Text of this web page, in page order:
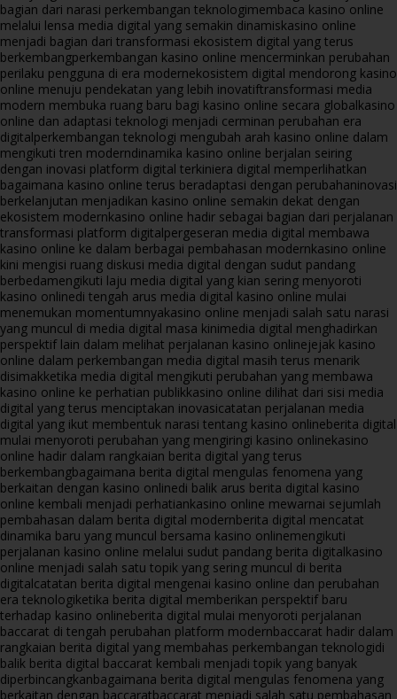
bagian dari narasi perkembangan teknologimembaca kasino online
melalui lensa media digital yang semakin dinamiskasino online
menjadi bagian dari transformasi ekosistem digital yang terus
berkembangperkembangan kasino online mencerminkan perubahan
perilaku pengguna di era modernekosistem digital mendorong kasino
online menuju pendekatan yang lebih inovatiftransformasi media
modern membuka ruang baru bagi kasino online secara globalkasino
online dan adaptasi teknologi menjadi cerminan perubahan era
digitalperkembangan teknologi mengubah arah kasino online dalam
mengikuti tren moderndinamika kasino online berjalan seiring
dengan inovasi platform digital terkiniera digital memperlihatkan
bagaimana kasino online terus beradaptasi dengan perubahaninovasi
berkelanjutan menjadikan kasino online semakin dekat dengan
ekosistem modernkasino online hadir sebagai bagian dari perjalanan
transformasi platform digitalpergeseran media digital membawa
kasino online ke dalam berbagai pembahasan modernkasino online
kini mengisi ruang diskusi media digital dengan sudut pandang
berbedamengikuti laju media digital yang kian sering menyoroti
kasino onlinedi tengah arus media digital kasino online mulai
menemukan momentumnyakasino online menjadi salah satu narasi
yang muncul di media digital masa kinimedia digital menghadirkan
perspektif lain dalam melihat perjalanan kasino onlinejejak kasino
online dalam perkembangan media digital masih terus menarik
disimakketika media digital mengikuti perubahan yang membawa
kasino online ke perhatian publikkasino online dilihat dari sisi media
digital yang terus menciptakan inovasicatatan perjalanan media
digital yang ikut membentuk narasi tentang kasino onlineberita digital
mulai menyoroti perubahan yang mengiringi kasino onlinekasino
online hadir dalam rangkaian berita digital yang terus
berkembangbagaimana berita digital mengulas fenomena yang
berkaitan dengan kasino onlinedi balik arus berita digital kasino
online kembali menjadi perhatiankasino online mewarnai sejumlah
pembahasan dalam berita digital modernberita digital mencatat
dinamika baru yang muncul bersama kasino onlinemengikuti
perjalanan kasino online melalui sudut pandang berita digitalkasino
online menjadi salah satu topik yang sering muncul di berita
digitalcatatan berita digital mengenai kasino online dan perubahan
era teknologiketika berita digital memberikan perspektif baru
terhadap kasino onlineberita digital mulai menyoroti perjalanan
baccarat di tengah perubahan platform modernbaccarat hadir dalam
rangkaian berita digital yang membahas perkembangan teknologidi
balik berita digital baccarat kembali menjadi topik yang banyak
diperbincangkanbagaimana berita digital mengulas fenomena yang
berkaitan dengan baccaratbaccarat menjadi salah satu pembahasan